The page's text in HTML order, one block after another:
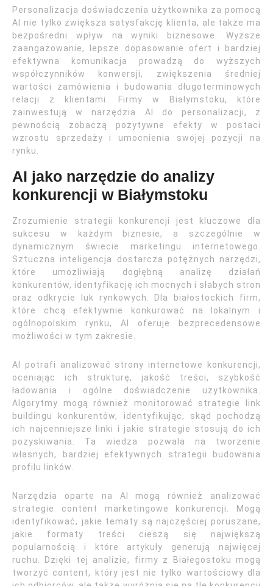
Personalizacja doświadczenia użytkownika za pomocą
AI nie tylko zwiększa satysfakcję klienta, ale także ma
bezpośredni wpływ na wyniki biznesowe. Wyższe
zaangażowanie, lepsze dopasowanie ofert i bardziej
efektywna komunikacja prowadzą do wyższych
współczynników konwersji, zwiększenia średniej
wartości zamówienia i budowania długoterminowych
relacji z klientami. Firmy w Białymstoku, które
zainwestują w narzędzia AI do personalizacji, z
pewnością zobaczą pozytywne efekty w postaci
wzrostu sprzedaży i umocnienia swojej pozycji na
rynku.
AI jako narzędzie do analizy
konkurencji w Białymstoku
Zrozumienie strategii konkurencji jest kluczowe dla
sukcesu w każdym biznesie, a szczególnie w
dynamicznym świecie marketingu internetowego.
Sztuczna inteligencja dostarcza potężnych narzędzi,
które umożliwiają dogłębną analizę działań
konkurentów, identyfikację ich mocnych i słabych stron
oraz odkrycie luk rynkowych. Dla białostockich firm,
które chcą efektywnie konkurować na lokalnym i
ogólnopolskim rynku, AI oferuje bezprecedensowe
możliwości w tym zakresie.
AI potrafi analizować strony internetowe konkurencji,
oceniając ich strukturę, jakość treści, szybkość
ładowania i ogólne doświadczenie użytkownika.
Algorytmy mogą również monitorować strategie link
buildingu konkurentów, identyfikując, skąd pochodzą
ich najcenniejsze linki i jakie strategie stosują do ich
pozyskiwania. Ta wiedza pozwala na tworzenie
własnych, bardziej efektywnych strategii budowania
profilu linków.
Narzędzia oparte na AI mogą również analizować
strategie content marketingowe konkurencji. Mogą
identyfikować, jakie tematy są najczęściej poruszane,
jakie formaty treści cieszą się największą
popularnością i które artykuły generują najwięcej
ruchu. Dzięki tej analizie, firmy z Białegostoku mogą
tworzyć content, który jest nie tylko wartościowy dla